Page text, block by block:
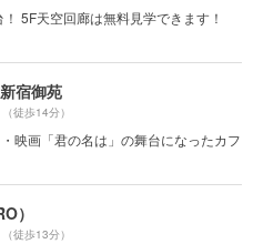
5F天空回廊は無料見学できます！
宿御苑
（徒歩14分）
映画「君の名は」の舞台になったカフ
）
（徒歩13分）